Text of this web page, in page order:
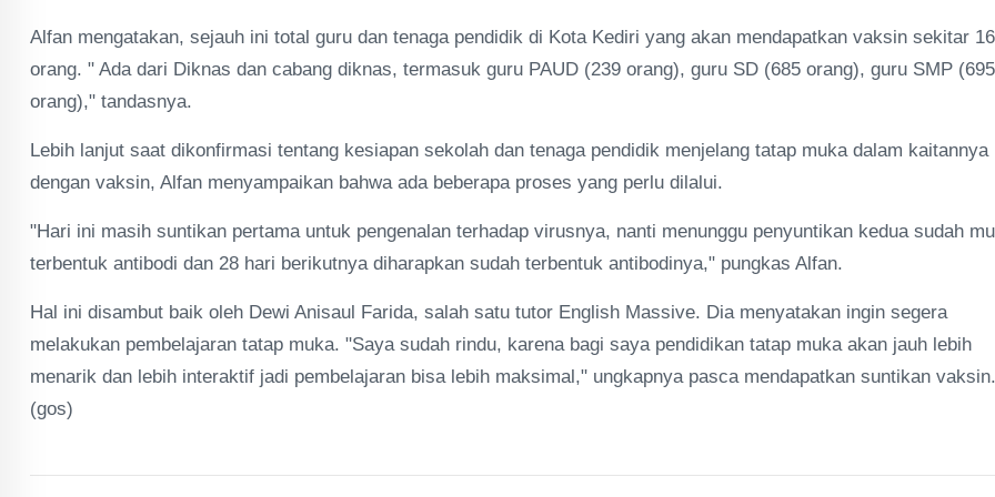
Alfan mengatakan, sejauh ini total guru dan tenaga pendidik di Kota Kediri yang akan mendapatkan vaksin sekitar
orang. " Ada dari Diknas dan cabang diknas, termasuk guru PAUD (239 orang), guru SD (685 orang), guru SMP (695
orang)," tandasnya.
Lebih lanjut saat dikonfirmasi tentang kesiapan sekolah dan tenaga pendidik menjelang tatap muka dalam kaitannya
dengan vaksin, Alfan menyampaikan bahwa ada beberapa proses yang perlu dilalui.
"Hari ini masih suntikan pertama untuk pengenalan terhadap virusnya, nanti menunggu penyuntikan kedua sudah
terbentuk antibodi dan 28 hari berikutnya diharapkan sudah terbentuk antibodinya," pungkas Alfan.
Hal ini disambut baik oleh Dewi Anisaul Farida, salah satu tutor English Massive. Dia menyatakan ingin segera
melakukan pembelajaran tatap muka. "Saya sudah rindu, karena bagi saya pendidikan tatap muka akan jauh lebih
menarik dan lebih interaktif jadi pembelajaran bisa lebih maksimal," ungkapnya pasca mendapatkan suntikan vaksin.
(gos)